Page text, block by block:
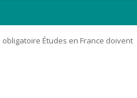
Études en France doivent